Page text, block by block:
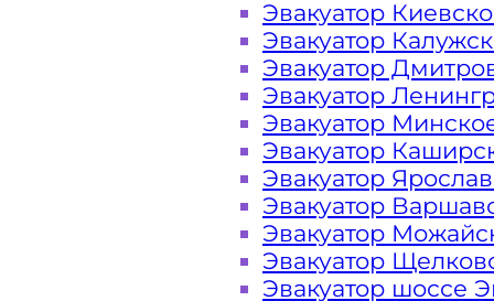
эвакуатора на
Проспекте
Генерала
Дорохова
Эвакуатор
Эвакуатор
Эвакуатор
Эвакуатор
Эвакуатор
Эвакуатор
Эвакуатор
Эвакуатор
Эвакуатор
Эвакуатор
Эвакуатор шоссе